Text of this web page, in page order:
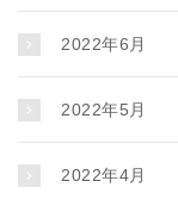
2022年6月
2022年5月
2022年4月